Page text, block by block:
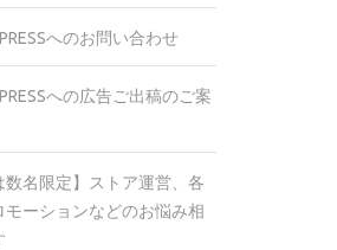
へのお問い合わせ
への広告ご出稿のご案
数名限定】ストア運営、各
モーションなどのお悩み相